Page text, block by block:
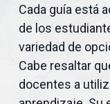
Cada guía está
de los
variedad de
Cabe resaltar
docentes a